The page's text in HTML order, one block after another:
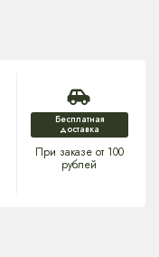
Бесплатная
доставка
При заказе от 100
рублей